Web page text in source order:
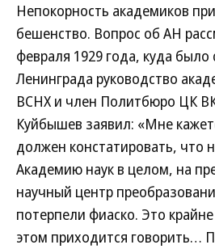
Непокорность академиков
бешенство. Вопрос об АН
февраля 1929 года, куда
Ленинграда руководство
ВСНХ и член Политбюро ЦК
Куйбышев заявил: «Мне
должен констатировать, что
Академию наук в целом, на
научный центр
потерпели фиаско. Это
этом приходится говорить…